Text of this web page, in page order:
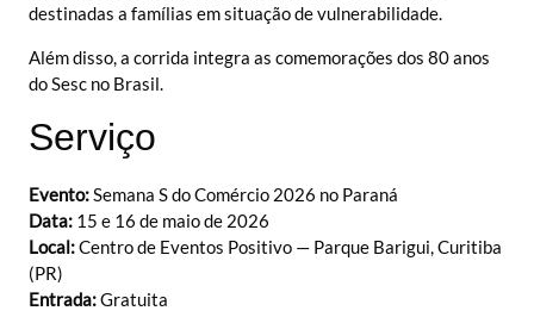
destinadas a famílias em situação de vulnerabilidade.
Além disso, a corrida integra as comemorações dos 80 anos
do Sesc no Brasil.
Serviço
Evento:Semana S do Comércio 2026 no Paraná
Data: 15 e 16 de maio de 2026
Local:Centro de Eventos Positivo — Parque Barigui, Curitiba
(PR)
Entrada:Gratuita